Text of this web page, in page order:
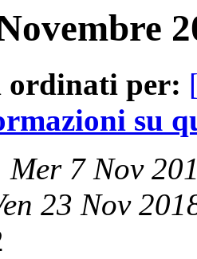
ordinati per:
su
Mer 7 Nov
23 Nov